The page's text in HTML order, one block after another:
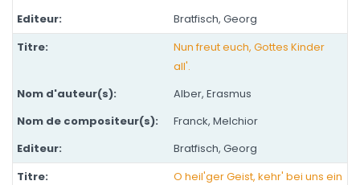
Bratfisch, Georg
Nun freut euch, Gottes Kinder
all'.
Alber, Erasmus
Franck, Melchior
Bratfisch, Georg
O heil'ger Geist, kehr' bei uns ein